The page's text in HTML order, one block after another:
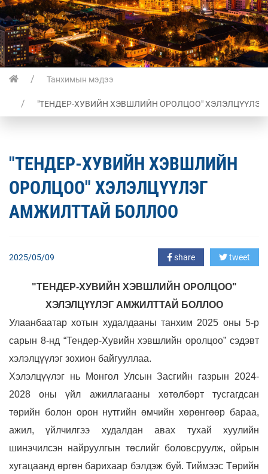
Танхимын мэдээ
"ТЕНДЕР-ХУВИЙН ХЭВШЛИЙН ОРОЛЦОО"
"ТЕНДЕР-ХУВИЙН ХЭВШЛИЙН
ОРОЛЦОО" ХЭЛЭЛЦҮҮЛЭГ
АМЖИЛТТАЙ БОЛЛОО
2025/05/09 share tweet
"ТЕНДЕР-ХУВИЙН ХЭВШЛИЙН ОРОЛЦОО"
ХЭЛЭЛЦҮҮЛЭГ АМЖИЛТТАЙ БОЛЛОО
Улаанбаатар хотын худалдааны танхим 2025 оны 5-р
сарын 8-нд “Тендер-Хувийн хэвшлийн оролцоо” сэдэвт
хэлэлцүүлэг зохион байгууллаа.
Хэлэлцүүлэг нь Монгол Улсын Засгийн газрын 2024-
2028 оны үйл ажиллагааны хөтөлбөрт тусгагдсан
төрийн болон орон нутгийн өмчийн хөрөнгөөр бараа,
ажил, үйлчилгээ худалдан авах тухай хуулийн
шинэчилсэн найруулгын төслийг боловсруулж, ойрын
хугацаанд өргөн барихаар бэлдэж буй. Тиймээс Төрийн